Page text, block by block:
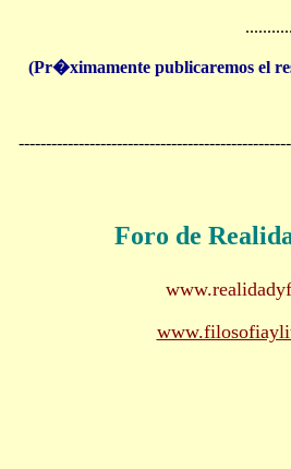
...........
(Pr�ximamente publicaremos el
Foro de